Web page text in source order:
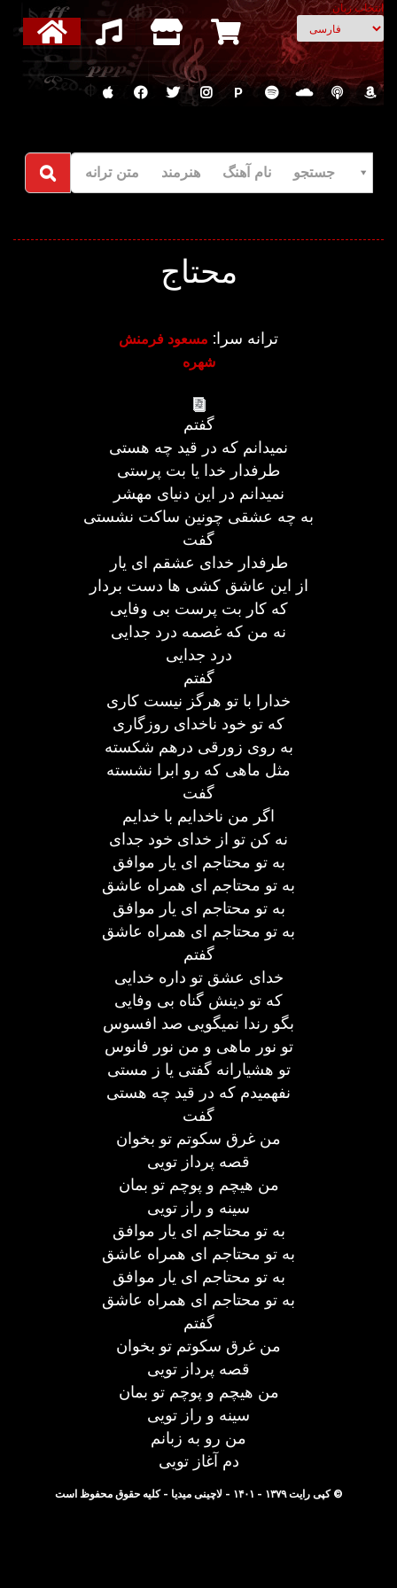
انتخاب زبان
P
جستجو نام آهنگ هنرمند متن ترانه
محتاج
ترانه سرا: مسعود فرمنش
شهره
گفتم
نمیدانم که در قید چه هستی
طرفدار خدا یا بت پرستی
نمیدانم در این دنیای مهشر
به چه عشقی چونین ساکت نشستی
گفت
طرفدار خدای عشقم ای یار
از این عاشق کشی ها دست بردار
که کار بت پرست بی وفایی
نه من که غصمه درد جدایی
درد جدایی
گفتم
خدارا با تو هرگز نیست کاری
که تو خود ناخدای روزگاری
به روی زورقی درهم شکسته
مثل ماهی که رو ابرا نشسته
گفت
اگر من ناخدایم با خدایم
نه کن تو از خدای خود جدای
به تو محتاجم ای یار موافق
به تو محتاجم ای همراه عاشق
به تو محتاجم ای یار موافق
به تو محتاجم ای همراه عاشق
گفتم
خدای عشق تو داره خدایی
که تو دینش گناه بی وفایی
بگو رندا نمیگویی صد افسوس
تو نور ماهی و من نور فانوس
تو هشیارانه گفتی یا ز مستی
نفهمیدم که در قید چه هستی
گفت
من غرق سکوتم تو بخوان
قصه پرداز تویی
من هیچم و پوچم تو بمان
سینه و راز تویی
به تو محتاجم ای یار موافق
به تو محتاجم ای همراه عاشق
به تو محتاجم ای یار موافق
به تو محتاجم ای همراه عاشق
گفتم
من غرق سکوتم تو بخوان
قصه پرداز تویی
من هیچم و پوچم تو بمان
سینه و راز تویی
من رو به زبانم
دم آغاز تویی
© کپی رایت ۱۳۷۹ - ۱۴۰۱ - لاچینی میدیا - کلیه حقوق محفوظ است